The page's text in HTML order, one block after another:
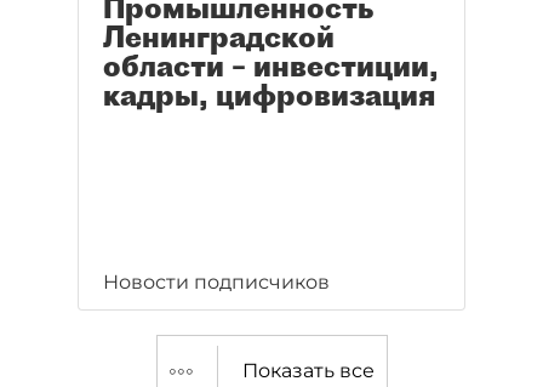
Промышленность
Ленинградской
области – инвестиции,
кадры, цифровизация
Новости подписчиков
Показать все